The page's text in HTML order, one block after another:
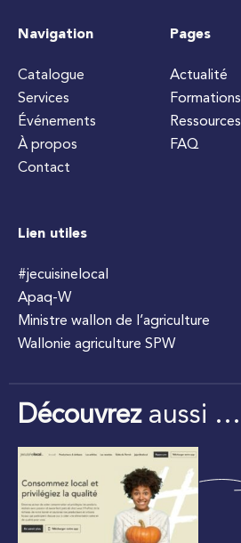
Navigation
Catalogue
Services
Événements
À propos
Contact
Pages
Actualité
Formations
Ressources
FAQ
Lien utiles
#jecuisinelocal
Apaq-W
Ministre wallon de l’agriculture
Wallonie agriculture SPW
Découvrezaussi …